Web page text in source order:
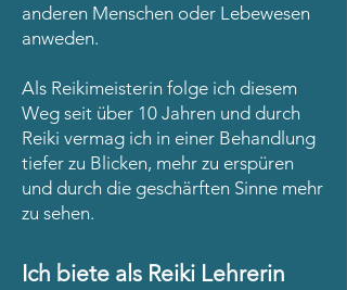
anderen Menschen oder Lebewesen
anweden.
Als Reikimeisterin folge ich diesem
Weg seit über 10 Jahren und durch
Reiki vermag ich in einer Behandlung
tiefer zu Blicken, mehr zu erspüren
und durch die geschärften Sinne mehr
zu sehen.
Ich biete als Reiki Lehrerin